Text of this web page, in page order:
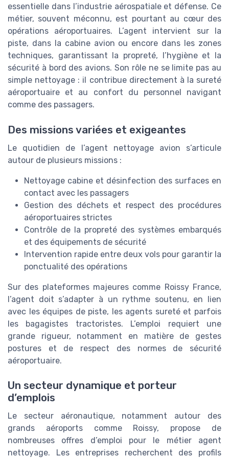
essentielle dans l’industrie aérospatiale et défense. Ce
métier, souvent méconnu, est pourtant au cœur des
opérations aéroportuaires. L’agent intervient sur la
piste, dans la cabine avion ou encore dans les zones
techniques, garantissant la propreté, l’hygiène et la
sécurité à bord des avions. Son rôle ne se limite pas au
simple nettoyage : il contribue directement à la sureté
aéroportuaire et au confort du personnel navigant
comme des passagers.
Des missions variées et exigeantes
Le quotidien de l’agent nettoyage avion s’articule
autour de plusieurs missions :
Nettoyage cabine et désinfection des surfaces en
contact avec les passagers
Gestion des déchets et respect des procédures
aéroportuaires strictes
Contrôle de la propreté des systèmes embarqués
et des équipements de sécurité
Intervention rapide entre deux vols pour garantir la
ponctualité des opérations
Sur des plateformes majeures comme Roissy France,
l’agent doit s’adapter à un rythme soutenu, en lien
avec les équipes de piste, les agents sureté et parfois
les bagagistes tractoristes. L’emploi requiert une
grande rigueur, notamment en matière de gestes
postures et de respect des normes de sécurité
aéroportuaire.
Un secteur dynamique et porteur
d’emplois
Le secteur aéronautique, notamment autour des
grands aéroports comme Roissy, propose de
nombreuses offres d’emploi pour le métier agent
nettoyage. Les entreprises recherchent des profils